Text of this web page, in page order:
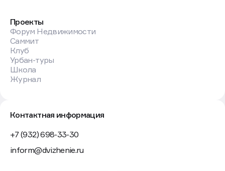
Проекты
Форум Недвижимости
Саммит
Клуб
Урбан-туры
Школа
Журнал
Контактная информация
+7 (932) 698-33-30
inform@dvizhenie.ru